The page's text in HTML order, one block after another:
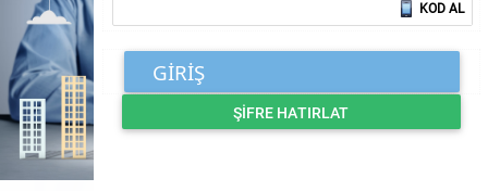
KOD AL
GİRİŞ
ŞİFRE HATIRLAT